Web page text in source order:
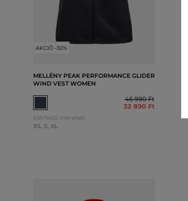
AKCIÓ -30%
MELLÉNY PEAK PERFORMANCE GLIDER
WIND VEST WOMEN
46 990 Ft
32 890 Ft
Elérhető méretek:
XS, S, XL